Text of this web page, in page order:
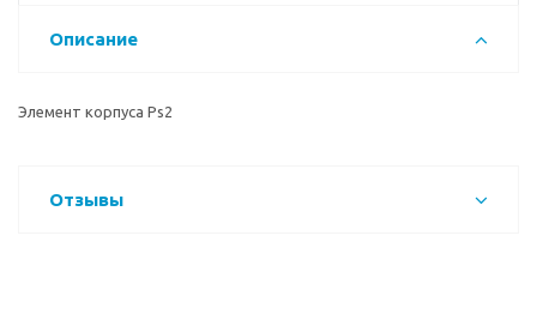
Описание
Элемент корпуса Ps2
Отзывы